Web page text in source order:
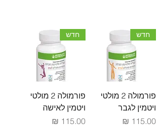
חדש
פורמולה 2 מולטי
ויטמין לגבר
מחיר
חדש
פורמולה 2 מולטי
ויטמין לאישה
מחיר